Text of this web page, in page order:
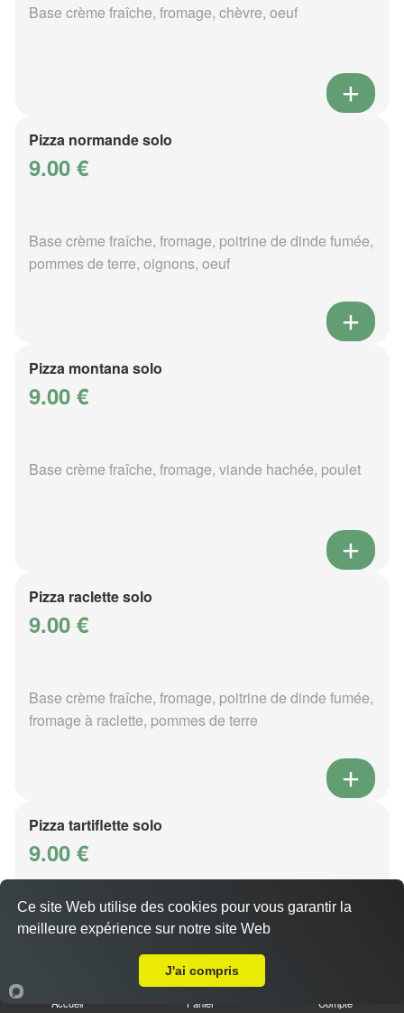
Base crème fraîche, fromage, chèvre, oeuf
Pizza normande solo
9.00 €
Base crème fraîche, fromage, poitrine de dinde fumée,
pommes de terre, oignons, oeuf
Pizza montana solo
9.00 €
Base crème fraîche, fromage, viande hachée, poulet
Pizza raclette solo
9.00 €
Base crème fraîche, fromage, poitrine de dinde fumée,
fromage à raclette, pommes de terre
Pizza tartiflette solo
9.00 €
Base crème fraîche, fromage, poitrine de dinde fumée,
Accueil Panier Compte
Ce site Web utilise des cookies pour vous garantir la
meilleure expérience sur notre site Web
J'ai compris